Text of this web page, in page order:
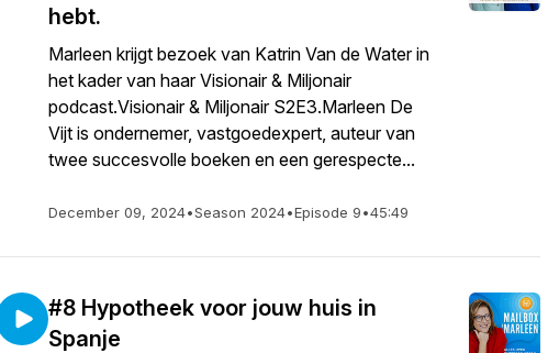
hebt.
Marleen krijgt bezoek van Katrin Van de Water in
het kader van haar Visionair & Miljonair
podcast.Visionair & Miljonair S2E3.Marleen De
Vijt is ondernemer, vastgoedexpert, auteur van
twee succesvolle boeken en een gerespecte...
December 09, 2024•Season 2024•Episode 9•45:49
#8 Hypotheek voor jouw huis in
Spanje